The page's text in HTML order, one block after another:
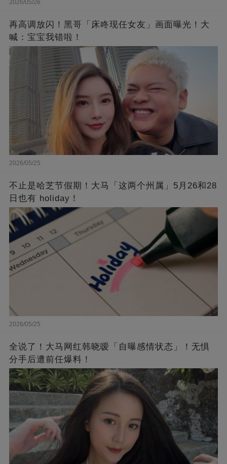
2026/05/26
再高调放闪！黑哥「床咚现任女友」画面曝光！大
喊：宝宝我错啦！
2026/05/25
不止是哈芝节假期！大马「这两个州属」5月26和28
日也有 holiday！
2026/05/25
全说了！大马网红韩晓嗳「自曝感情状态」！无惧
分手后遭前任爆料！